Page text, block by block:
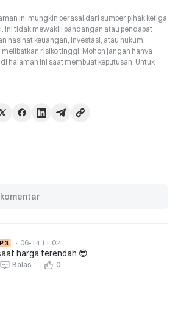
ini mungkin berasal dari sumber pihak ketiga
Ini tidak mewakili pandangan atau pendapat
nasihat keuangan, investasi, atau hukum.
risiko tinggi. Mohon jangan hanya
halaman ini saat membuat keputusan. Untuk
· 06-14 11:02
harga terendah 😎
Balas 0